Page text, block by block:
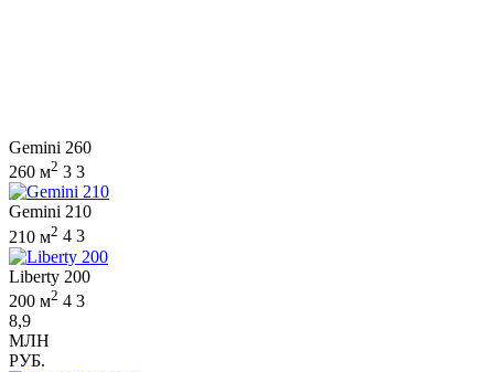
Gemini 260
260 м2 3 3
Gemini 210
210 м2 4 3
Liberty 200
200 м2 4 3
8,9
МЛН
РУБ.